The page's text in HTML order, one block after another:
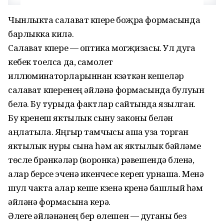
Чынлыкта салават күпере боҗра формасында
барлыкка килә.
Салават күпере — оптика могҗизасы. Ул дуга
кебек тоелса да, самолет
иллюминаторларыннан күзәткән кешеләр
салават күперенең әйләнә формасында булуын
белә. Бу турыда фактлар сайтында язылган.
Бу күренеш яктылык сыну законы белән
аңлатыла. Яңгыр тамчысы аша уза торган
яктылык нуры сына һәм ак яктылык бәйләме
төсле бүрәнкәләр (воронка) рәвешендә бүленә,
алар берсе эченә икенчесе кереп урнаша. Менә
шул чакта алар кеше күзенә күренә башлый һәм
әйләнә формасына керә.
Әлеге әйләнәнең бер өлешен — дуганы без